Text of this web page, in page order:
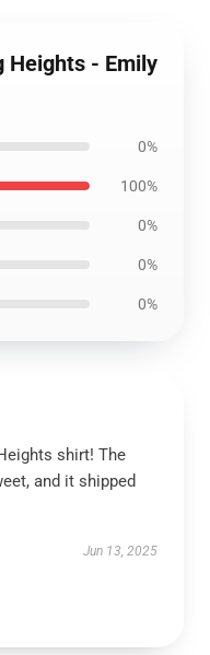
Heights - Emily
0%
100%
0%
0%
0%
shirt! The
and it shipped
Jun 13, 2025